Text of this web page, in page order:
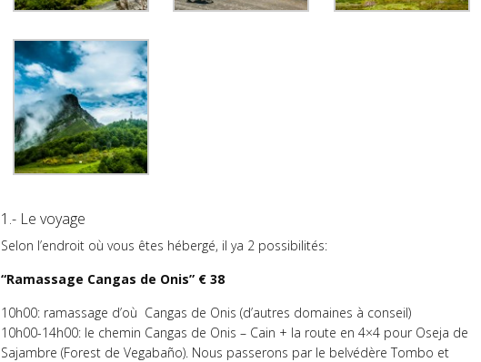
1.- Le voyage
Selon l’endroit où vous êtes hébergé, il ya 2 possibilités:
“Ramassage Cangas de Onis” € 38
10h00: ramassage d’où Cangas de Onis (d’autres domaines à conseil)
10h00-14h00: le chemin Cangas de Onis – Cain + la route en 4×4 pour Oseja de
Sajambre (Forest de Vegabaño). Nous passerons par le belvédère Tombo et